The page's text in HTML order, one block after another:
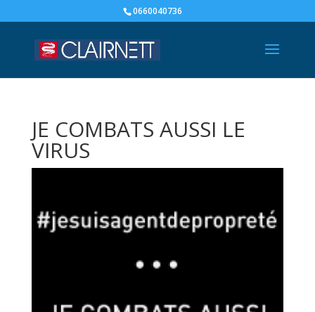
0660040736
JE COMBATS AUSSI LE
VIRUS